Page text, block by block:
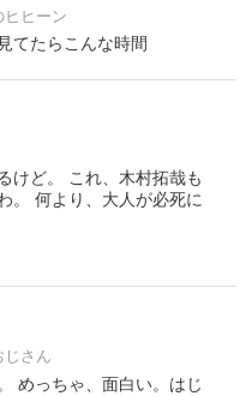
ヒヒーン
てたらこんな時間
けど。 これ、木村拓哉も
。 何より、大人が必死に
じさん
めっちゃ、面白い。はじ